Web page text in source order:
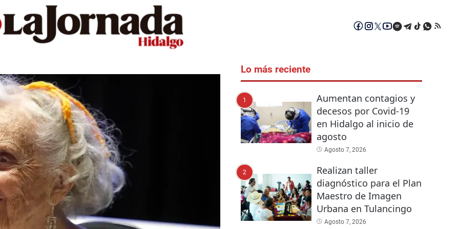
Lo más reciente
1
Aumentan contagios y
decesos por Covid-19
en Hidalgo al inicio de
agosto
Agosto 7, 2026
2
Realizan taller
diagnóstico para el Plan
Maestro de Imagen
Urbana en Tulancingo
Agosto 7, 2026